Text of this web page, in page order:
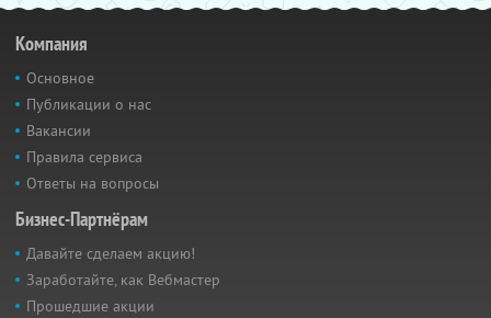
Компания
Основное
Публикации о нас
Вакансии
Правила сервиса
Ответы на вопросы
Бизнес-Партнёрам
Давайте сделаем акцию!
Заработайте, как Вебмастер
Прошедшие акции